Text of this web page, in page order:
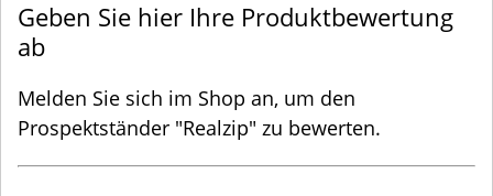
Geben Sie hier Ihre Produktbewertung
ab
Melden Sie sich im Shop an, um den
Prospektständer "Realzip" zu bewerten.